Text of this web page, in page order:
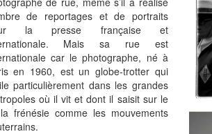
de reportages et de portraits
la presse française et
Mais sa rue est
car le photographe, né à
en 1960, est un globe-trotter qui
particulièrement dans les grandes
où il vit et dont il saisit sur le
frénésie comme les mouvements